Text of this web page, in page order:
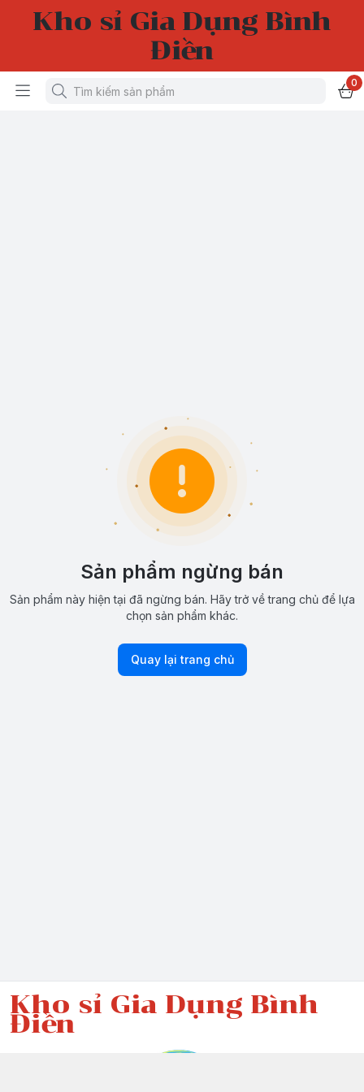
Kho sỉ Gia Dụng Bình
Điền
0
Sản phẩm ngừng bán
Sản phẩm này hiện tại đã ngừng bán. Hãy trở về trang chủ để lựa
chọn sản phẩm khác.
Quay lại trang chủ
Kho sỉ Gia Dụng Bình
Điền